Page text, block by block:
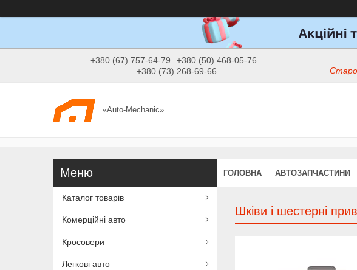
+380 (67) 757-64-79
+380 (50) 468-05-76
+380 (73) 268-69-66
«Auto-Mechanic»
ГОЛОВНА АВТОЗАПЧАСТИНИ
Шківи і шестерні
Каталог товарів
Комерційні авто
Кросовери
Легкові авто